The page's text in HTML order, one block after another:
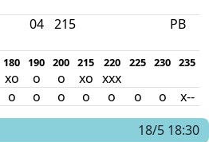
04 215 PB
180 190 200 215 220 225 230 235
xo o o xo xxx
o o o o o o o x--
18/5 18:30